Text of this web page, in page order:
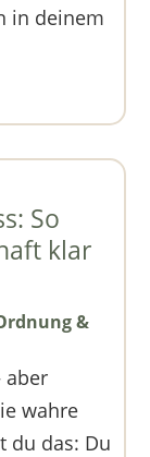
in deinem
So
klar
&
aber
wahre
du das: Du